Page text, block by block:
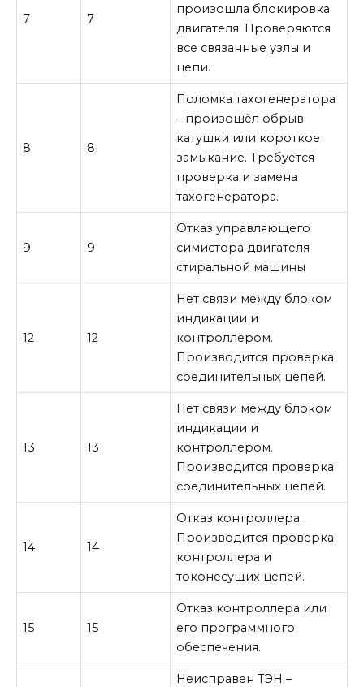
7 7
произошла блокировка
двигателя. Проверяются
все связанные узлы и
цепи.
8 8
Поломка тахогенератора
– произошёл обрыв
катушки или короткое
замыкание. Требуется
проверка и замена
тахогенератора.
9 9
Отказ управляющего
симистора двигателя
стиральной машины
12 12
Нет связи между блоком
индикации и
контроллером.
Производится проверка
соединительных цепей.
13 13
Нет связи между блоком
индикации и
контроллером.
Производится проверка
соединительных цепей.
14 14
Отказ контроллера.
Производится проверка
контроллера и
токонесущих цепей.
15 15
Отказ контроллера или
его программного
обеспечения.
Неисправен ТЭН –